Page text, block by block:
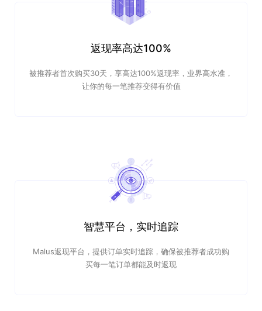
返现率高达100%
被推荐者首次购买30天，享高达100%返现率，业界高水准，
让你的每一笔推荐变得有价值
智慧平台，实时追踪
Malus返现平台，提供订单实时追踪，确保被推荐者成功购
买每一笔订单都能及时返现